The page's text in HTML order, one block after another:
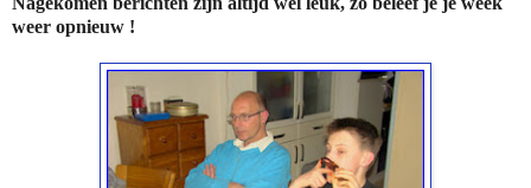
weer opnieuw !